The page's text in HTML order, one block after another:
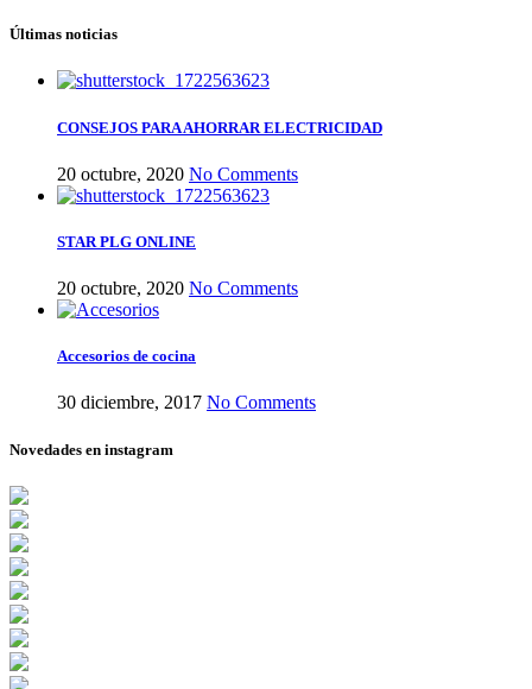
Últimas noticias
CONSEJOS PARA AHORRAR ELECTRICIDAD
20 octubre, 2020 No Comments
STAR PLG ONLINE
20 octubre, 2020 No Comments
Accesorios de cocina
30 diciembre, 2017 No Comments
Novedades en instagram